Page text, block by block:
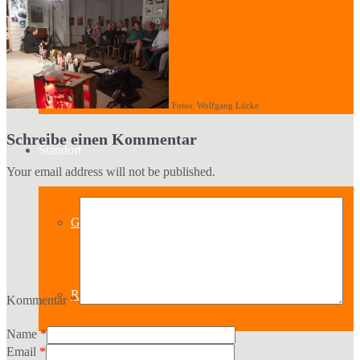
Mitglied werden
Standort
Geschichte des Hauses
Raumpläne
Fotos: Wolfgang Lücke
Schreibe einen Kommentar
Your email address will not be published.
Kommentar *
Name *
Email *